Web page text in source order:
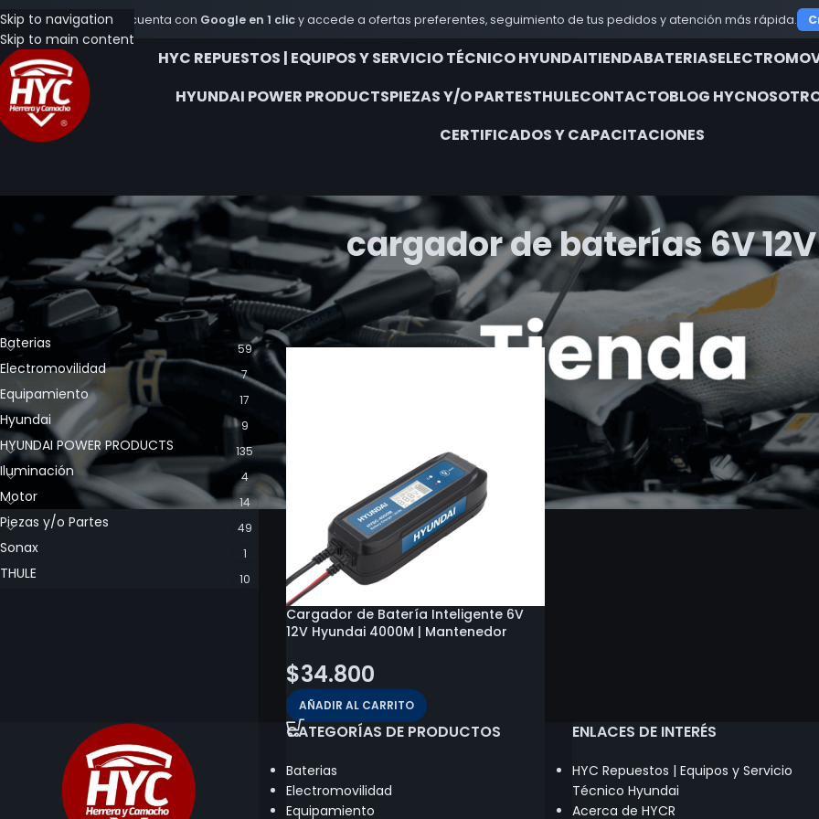
Crea tu cuenta con Google en 1 clicy accede a ofertas preferentes, seguimiento de tus pedidos y atención más rápida.
Skip to navigation
Skip to main content
HYC REPUESTOS | EQUIPOS Y SERVICIO TÉCNICO HYUNDAITIENDABATERIAS
HYUNDAI POWER PRODUCTSPIEZAS Y/O PARTESTHULECONTACTOBLOG HYC
CERTIFICADOS Y CAPACITACIONES
cargador de baterías 6V 12V
CATEGORÍA DE LOS PRODUCTOS
Baterias 59
Electromovilidad 7
Equipamiento 17
Hyundai 9
HYUNDAI POWER PRODUCTS 135
Iluminación 4
Motor 14
Piezas y/o Partes 49
Sonax 1
THULE 10
Inicio Productos etiquetados “cargador de baterías 6V 12V” Show 9
Cargador de Batería Inteligente 6V
12V Hyundai 4000M | Mantenedor
$34.800
AÑADIR AL CARRITO
CATEGORÍAS DE PRODUCTOS
Baterias
Electromovilidad
Equipamiento
ENLACES DE INTERÉS
HYC Repuestos | Equipos y Servicio
Técnico Hyundai
Acerca de HYCR